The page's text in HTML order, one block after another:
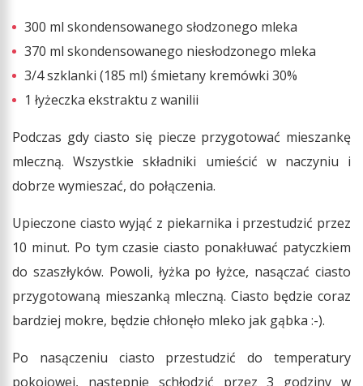
300 ml skondensowanego słodzonego mleka
370 ml skondensowanego niesłodzonego mleka
3/4 szklanki (185 ml) śmietany kremówki 30%
1 łyżeczka ekstraktu z wanilii
Podczas gdy ciasto się piecze przygotować mieszankę
mleczną. Wszystkie składniki umieścić w naczyniu i
dobrze wymieszać, do połączenia.
Upieczone ciasto wyjąć z piekarnika i przestudzić przez
10 minut. Po tym czasie ciasto ponakłuwać patyczkiem
do szaszłyków. Powoli, łyżka po łyżce, nasączać ciasto
przygotowaną mieszanką mleczną. Ciasto będzie coraz
bardziej mokre, będzie chłonęło mleko jak gąbka :-).
Po nasączeniu ciasto przestudzić do temperatury
pokojowej, następnie schłodzić przez 3 godziny w